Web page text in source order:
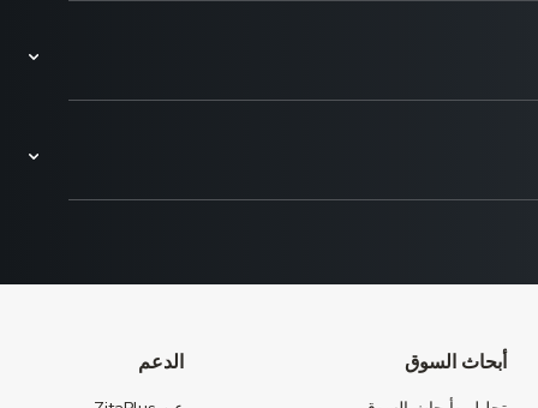
أبحاث السوق الدعم